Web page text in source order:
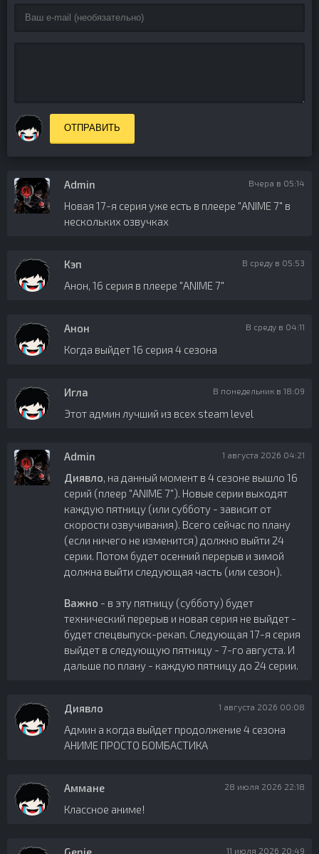
ОТПРАВИТЬ
Admin Вчера в 05:14
Новая 17-я серия уже есть в плеере "ANIME 7" в
нескольких озвучках
Кэп В среду в 05:53
Анон, 16 серия в плеере "ANIME 7"
Анон В среду в 04:11
Когда выйдет 16 серия 4 сезона
Игла В понедельник в 18:09
Этот админ лучший из всех steam level
Admin 1 августа 2026 04:21
Диявло, на данный момент в 4 сезоне вышло 16
серий (плеер "ANIME 7"). Новые серии выходят
каждую пятницу (или субботу - зависит от
скорости озвучивания). Всего сейчас по плану
(если ничего не изменится) должно выйти 24
серии. Потом будет осенний перерыв и зимой
должна выйти следующая часть (или сезон).
Важно - в эту пятницу (субботу) будет
технический перерыв и новая серия не выйдет -
будет спецвыпуск-рекап. Следующая 17-я серия
выйдет в следующую пятницу - 7-го августа. И
дальше по плану - каждую пятницу до 24 серии.
Диявло 1 августа 2026 00:08
Админ а когда выйдет продолжение 4 сезона
АНИМЕ ПРОСТО БОМБАСТИКА
Аммане 28 июля 2026 22:18
Классное аниме!
11 июля 2026 20:49